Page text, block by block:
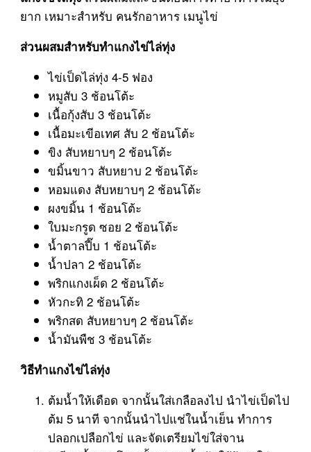
ยาก เหมาะสำหรับ คนรักอาหาร เมนูไข่
ส่วนผสมสำหรับทำแกงไข่ไล่ทุ่ง
ไข่เป็ดไล่ทุ่ง 4-5 ฟอง
หมูสับ 3 ช้อนโต้ะ
เนื้อกุ้งสับ 3 ช้อนโต้ะ
เนื้อมะเขีอเทศ สับ 2 ช้อนโต้ะ
ขิง สับหยาบๆ 2 ช้อนโต้ะ
ขมิ้นขาว สับหยาบ 2 ช้อนโต้ะ
หอมแดง สับหยาบๆ 2 ช้อนโต้ะ
ผงขมิ้น 1 ช้อนโต้ะ
ใบมะกรูด ซอย 2 ช้อนโต้ะ
น้ำตาลปี๊บ 1 ช้อนโต้ะ
น้ำปลา 2 ช้อนโต้ะ
พริกแกงเผ็ด 2 ช้อนโต้ะ
หัวกะทิ 2 ช้อนโต้ะ
พริกสด สับหยาบๆ 2 ช้อนโต้ะ
น้ำมันพืช 3 ช้อนโต้ะ
วิธีทำแกงไข่ไล่ทุ่ง
ต้มน้ำให้เดือด จากนั้นใส่เกลือลงไป นำไข่เป็ดไป
ต้ม 5 นาที จากนั้นนำไปแช่ในน้ำเย็น ทำการ
ปลอกเปลือกไข่ และจัดเตรียมไข่ใส่จาน